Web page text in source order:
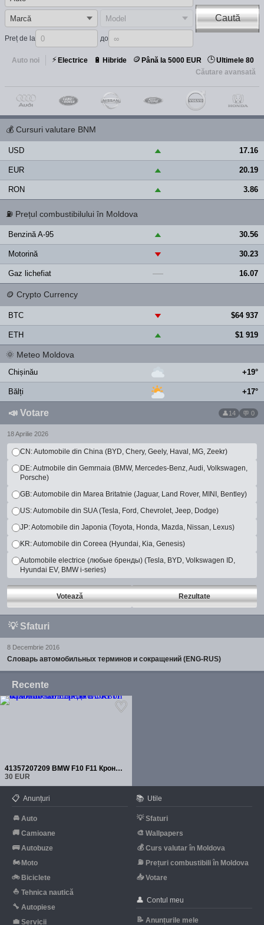
Preț de la до
Caută
Auto noi ⚡ Electrice 🔋 Hibride 🪙 Până la 5000 EUR 🕒Ultimele 80
Căutare avansată
💰 Cursuri valutare BNM
USD ▲ 17.16
EUR ▲ 20.19
RON ▲ 3.86
⛽ Prețul combustibilului în Moldova
Benzină A-95 ▲ 30.56
Motorină ▼ 30.23
Gaz lichefiat — 16.07
🪙 Crypto Currency
BTC ▼ $64 937
ETH ▲ $1 919
🌞 Meteo Moldova
Chișinău +19°
Bălți +17°
📣 Votare 14 💬 0
18 Aprilie 2026
CN: Automobile din China (BYD, Chery, Geely, Haval, MG, Zeekr)
DE: Autmobile din Gemrnaia (BMW, Mercedes-Benz, Audi, Volkswagen,
Porsche)
GB: Automobile din Marea Britatnie (Jaguar, Land Rover, MINI, Bentley)
US: Automobile din SUA (Tesla, Ford, Chevrolet, Jeep, Dodge)
JP: Aotomobile din Japonia (Toyota, Honda, Mazda, Nissan, Lexus)
KR: Automobile din Coreea (Hyundai, Kia, Genesis)
Automobile electrice (любые бренды) (Tesla, BYD, Volkswagen ID,
Hyundai EV, BMW i-series)
Votează Rezultate
💡 Sfaturi
8 Decembrie 2016
Словарь автомобильных терминов и сокращений (ENG-RUS)
Recente
41357207209 BMW F10 F11 Кронштейн передней левой боковой панели
30 EUR
📋 Anunțuri
🚘 Auto
🚚 Camioane
🚌 Autobuze
🏍 Moto
🚲 Biciclete
⛵ Tehnica nautică
🔧 Autopiese
💼 Servicii
📚 Utile
💡 Sfaturi
🎨 Wallpapers
💰 Curs valutar în Moldova
⛽ Prețuri combustibili în Moldova
📥 Votare
👤 Contul meu
📝 Anunțurile mele